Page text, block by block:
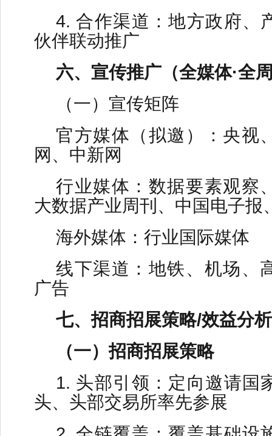
4. 合作渠道：地方政府、
伙伴联动推广
六、宣传推广（全媒体·全
（一）宣传矩阵
官方媒体（拟邀）：央视
网、中新网
行业媒体：数据要素观察
大数据产业周刊、中国电子报
海外媒体：行业国际媒体
线下渠道：地铁、机场、
广告
七、招商招展策略/效益分析
（一）招商招展策略
1. 头部引领：定向邀请国
头、头部交易所率先参展